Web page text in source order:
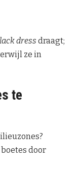
dress draagt;
ze in
te
door